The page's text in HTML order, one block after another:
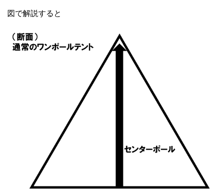
図で解説すると